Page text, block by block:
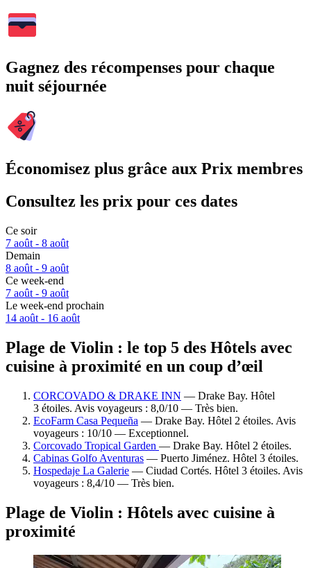
Gagnez des récompenses pour chaque
nuit séjournée
Économisez plus grâce aux Prix membres
Consultez les prix pour ces dates
Ce soir
7 août - 8 août
Demain
8 août - 9 août
Ce week-end
7 août - 9 août
Le week-end prochain
14 août - 16 août
Plage de Violin : le top 5 des Hôtels avec
cuisine à proximité en un coup d’œil
CORCOVADO & DRAKE INN — Drake Bay. Hôtel
3 étoiles. Avis voyageurs : 8,0/10 — Très bien.
EcoFarm Casa Pequeña — Drake Bay. Hôtel 2 étoiles. Avis
voyageurs : 10/10 — Exceptionnel.
Corcovado Tropical Garden — Drake Bay. Hôtel 2 étoiles.
Cabinas Golfo Aventuras — Puerto Jiménez. Hôtel 3 étoiles.
Hospedaje La Galerie — Ciudad Cortés. Hôtel 3 étoiles. Avis
voyageurs : 8,4/10 — Très bien.
Plage de Violin : Hôtels avec cuisine à
proximité